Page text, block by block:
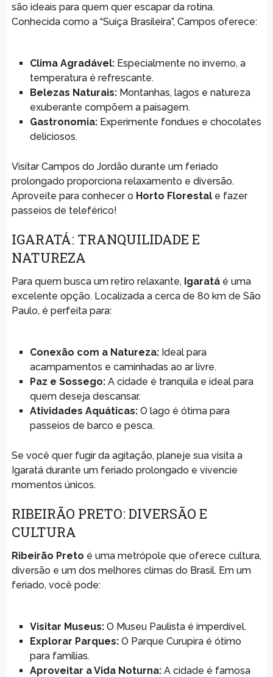
são ideais para quem quer escapar da rotina.
Conhecida como a “Suíça Brasileira”, Campos oferece:
Clima Agradável:Especialmente no inverno, a
temperatura é refrescante.
Belezas Naturais:Montanhas, lagos e natureza
exuberante compõem a paisagem.
Gastronomia:Experimente fondues e chocolates
deliciosos.
Visitar Campos do Jordão durante um feriado
prolongado proporciona relaxamento e diversão.
Aproveite para conhecer o Horto Florestale fazer
passeios de teleférico!
IGARATÁ: TRANQUILIDADE E
NATUREZA
Para quem busca um retiro relaxante, Igaratáé uma
excelente opção. Localizada a cerca de 80 km de São
Paulo, é perfeita para:
Conexão com a Natureza:Ideal para
acampamentos e caminhadas ao ar livre.
Paz e Sossego:A cidade é tranquila e ideal para
quem deseja descansar.
Atividades Aquáticas:O lago é ótima para
passeios de barco e pesca.
Se você quer fugir da agitação, planeje sua visita a
Igaratá durante um feriado prolongado e vivencie
momentos únicos.
RIBEIRÃO PRETO: DIVERSÃO E
CULTURA
Ribeirão Preto é uma metrópole que oferece cultura,
diversão e um dos melhores climas do Brasil. Em um
feriado, você pode:
Visitar Museus:O Museu Paulista é imperdível.
Explorar Parques:O Parque Curupira é ótimo
para famílias.
Aproveitar a Vida Noturna:A cidade é famosa